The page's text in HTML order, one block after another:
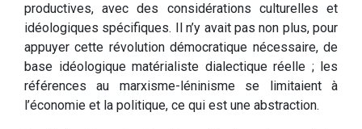
productives, avec des considérations culturelles et
idéologiques spécifiques. Il n’y avait pas non plus, pour
appuyer cette révolution démocratique nécessaire, de
base idéologique matérialiste dialectique réelle ; les
références au marxisme-léninisme se limitaient à
l’économie et la politique, ce qui est une abstraction.